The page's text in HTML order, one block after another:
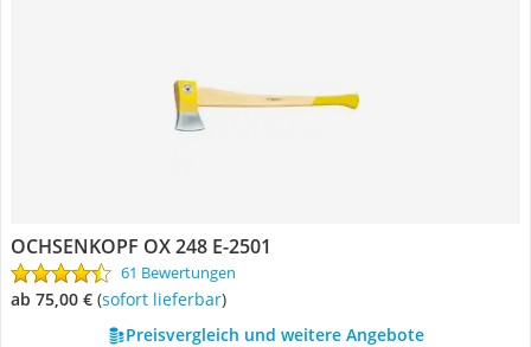
OCHSENKOPF OX 248 E-2501
61 Bewertungen
ab 75,00 € ( Sofort lieferbar)
Preisvergleich und weitere Angebote